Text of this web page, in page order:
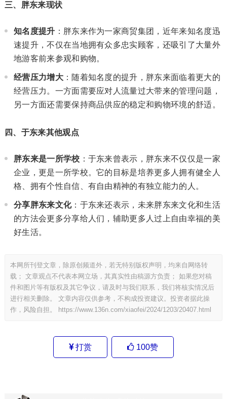
三、胖东来现状
知名度提升 ：胖东来作为一家商贸集团，近年来知名度迅
速提升，不仅在当地拥有众多忠实顾客，还吸引了大量外
地游客前来参观和购物。
经营压力增大：随着知名度的提升，胖东来面临着更大的
经营压力。一方面需要应对人流量过大带来的管理问题，
另一方面还需要保持商品供应的稳定和购物环境的舒适。
四、于东来其他观点
胖东来是一所学校 ：于东来曾表示，胖东来不仅仅是一家
企业，更是一所学校。它的目标是培养更多人拥有健全人
格、拥有个性自信、有自由精神的有独立能力的人。
分享胖东来文化：于东来还表示，未来胖东来文化和生活
的方法会更多分享给人们，辅助更多人过上自由幸福的美
好生活。
本网所刊登文章，除原创频道外，若无特别版权声明，均来自网络转
载； 文章观点不代表本网立场，其真实性由稿源方负责； 如果您对稿
件和图片等有版权及其它争议，请及时与我们联系，我们将核实情况后
进行相关删除。 文章内容仅供参考，不构成投资建议。投资者据此操
作，风险自担。
https://www.136n.com/xiaofei/2024/1203/20407.html
打赏 100赞